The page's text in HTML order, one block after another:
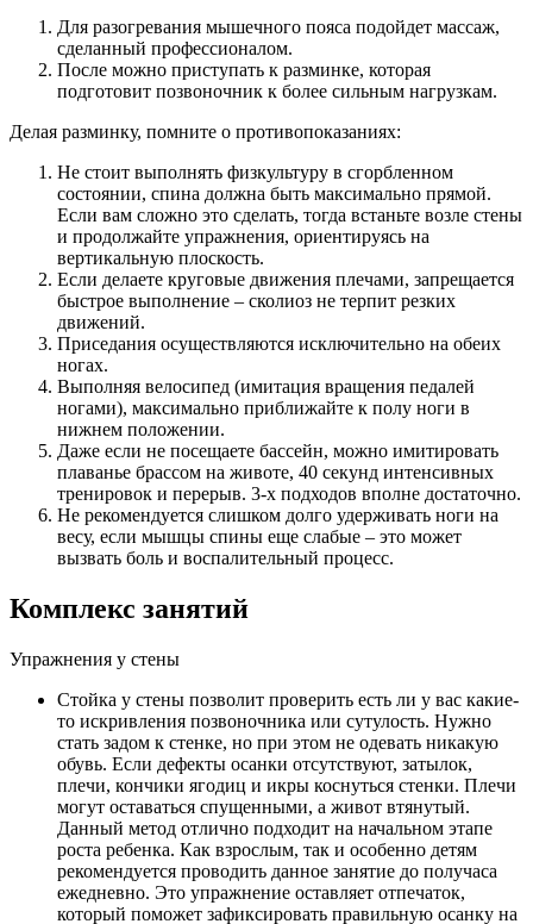
Для разогревания мышечного пояса подойдет массаж,
сделанный профессионалом.
После можно приступать к разминке, которая
подготовит позвоночник к более сильным нагрузкам.
Делая разминку, помните о противопоказаниях:
Не стоит выполнять физкультуру в сгорбленном
состоянии, спина должна быть максимально прямой.
Если вам сложно это сделать, тогда встаньте возле стены
и продолжайте упражнения, ориентируясь на
вертикальную плоскость.
Если делаете круговые движения плечами, запрещается
быстрое выполнение – сколиоз не терпит резких
движений.
Приседания осуществляются исключительно на обеих
ногах.
Выполняя велосипед (имитация вращения педалей
ногами), максимально приближайте к полу ноги в
нижнем положении.
Даже если не посещаете бассейн, можно имитировать
плаванье брассом на животе, 40 секунд интенсивных
тренировок и перерыв. 3-х подходов вполне достаточно.
Не рекомендуется слишком долго удерживать ноги на
весу, если мышцы спины еще слабые – это может
вызвать боль и воспалительный процесс.
Комплекс занятий
Упражнения у стены
Стойка у стены позволит проверить есть ли у вас какие-
то искривления позвоночника или сутулость. Нужно
стать задом к стенке, но при этом не одевать никакую
обувь. Если дефекты осанки отсутствуют, затылок,
плечи, кончики ягодиц и икры коснуться стенки. Плечи
могут оставаться спущенными, а живот втянутый.
Данный метод отлично подходит на начальном этапе
роста ребенка. Как взрослым, так и особенно детям
рекомендуется проводить данное занятие до получаса
ежедневно. Это упражнение оставляет отпечаток,
который поможет зафиксировать правильную осанку на